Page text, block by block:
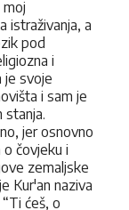
moj
istraživanja, a
pod
i
je svoje
i sam je
stanja.
jer osnovno
čovjeku i
zemaljske
Kur'an naziva
ćeš, o